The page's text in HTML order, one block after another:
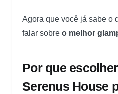
Agora que você já sabe o
falar sobre o melhor
Por que
Serenus House